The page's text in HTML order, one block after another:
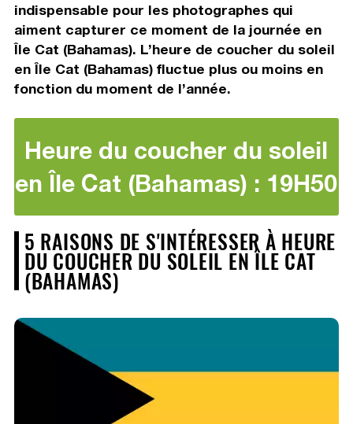
indispensable pour les photographes qui
aiment capturer ce moment de la journée en
Île Cat (Bahamas). L’heure de coucher du soleil
en Île Cat (Bahamas) fluctue plus ou moins en
fonction du moment de l’année.
Heure du coucher du soleil
en Île Cat (Bahamas) : 19H50
5 RAISONS DE S'INTÉRESSER À HEURE
DU COUCHER DU SOLEIL EN ÎLE CAT
(BAHAMAS)